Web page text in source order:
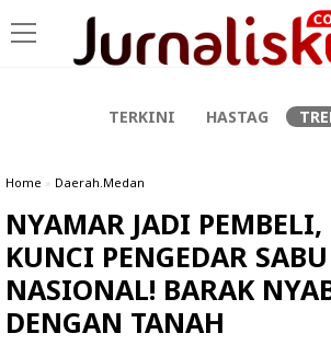
TERKINI HASTAG
Home » Daerah.Medan
NYAMAR JADI
KUNCI PENGEDAR
NASIONAL! BARAK
DENGAN TANAH